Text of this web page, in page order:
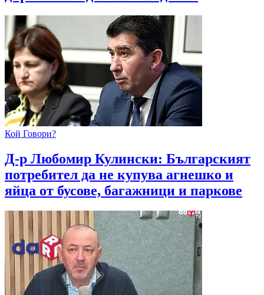
Кой Говори?
Д-р Любомир Кулински: Българският
потребител да не купува агнешко и
яйца от бусове, багажници и паркове